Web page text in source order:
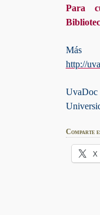
Para
http://
Comparte
X